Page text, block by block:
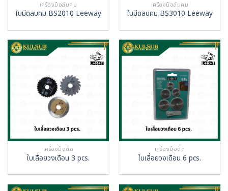
เครื่องมือลับคม
ใบมีดลบคม BS2010 Leeway
เครื่องมือลับคม
ใบมีดลบคม BS3010 Leeway
เครื่องมือตัด
ใบเลื่อยวงเดือน 3 pcs.
เครื่องมือตัด
ใบเลื่อยวงเดือน 6 pcs.